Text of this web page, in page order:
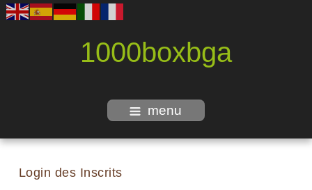
1000boxbga
menu
Login des Inscrits